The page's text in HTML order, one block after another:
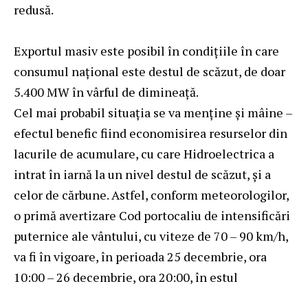
redusă.
Exportul masiv este posibil în condițiile în care
consumul național este destul de scăzut, de doar
5.400 MW în vârful de dimineață.
Cel mai probabil situația se va menține și mâine –
efectul benefic fiind economisirea resurselor din
lacurile de acumulare, cu care Hidroelectrica a
intrat în iarnă la un nivel destul de scăzut, și a
celor de cărbune. Astfel, conform meteorologilor,
o primă avertizare Cod portocaliu de intensificări
puternice ale vântului, cu viteze de 70 – 90 km/h,
va fi în vigoare, în perioada 25 decembrie, ora
10:00 – 26 decembrie, ora 20:00, în estul